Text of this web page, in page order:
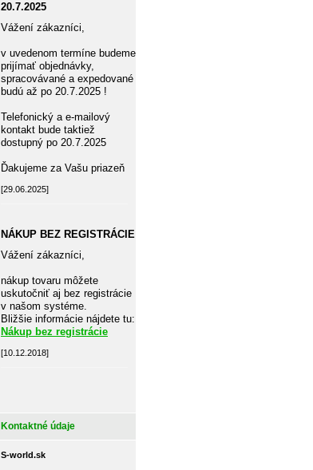
20.7.2025
Vážení zákazníci,
v uvedenom termíne budeme
prijímať objednávky,
spracovávané a expedované
budú až po 20.7.2025 !
Telefonický a e-mailový
kontakt bude taktiež
dostupný po 20.7.2025
Ďakujeme za Vašu priazeň
[29.06.2025]
NÁKUP BEZ REGISTRÁCIE
Vážení zákazníci,
nákup tovaru môžete
uskutočniť aj bez registrácie
v našom systéme.
Bližšie informácie nájdete tu:
Nákup bez registrácie
[10.12.2018]
Kontaktné údaje
S-world.sk